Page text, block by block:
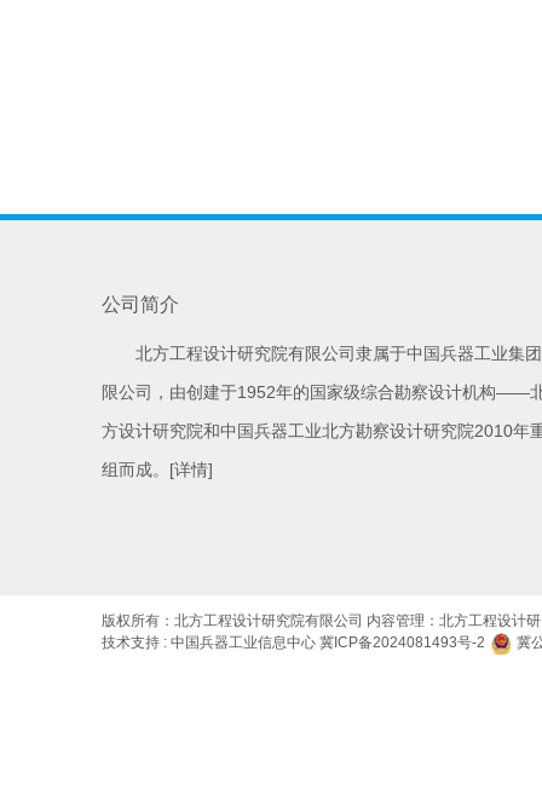
公司简介
北方工程设计研究院有限公司隶属于中国兵器工业集
限公司，由创建于1952年的国家级综合勘察设计机构——
方设计研究院和中国兵器工业北方勘察设计研究院2010年
组而成。 [详情]
版权所有：北方工程设计研究院有限公司 内容管理：北方工程设计
技术支持 : 中国兵器工业信息中心 冀ICP备2024081493号-2 冀